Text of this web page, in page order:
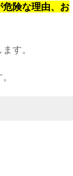
険な理由、お
す。